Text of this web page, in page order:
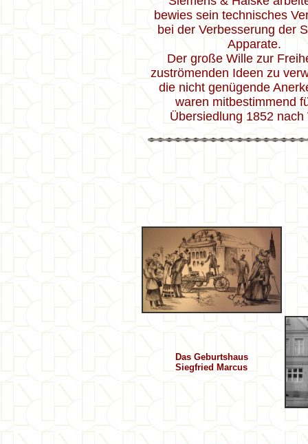
bewies sein technisches
bei der Verbesserung der
Apparate.
Der große Wille zur
zuströmenden Ideen zu
die nicht genügende
waren mitbestimmend
Übersiedlung 1852 nach
Das Geburtshaus
Siegfried Marcus